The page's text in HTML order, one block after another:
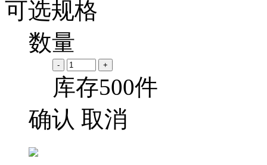
可选规格
数量
- +
库存500件
确认 取消